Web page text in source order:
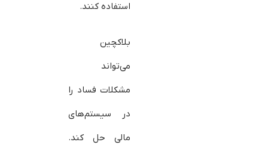
استفاده کنند.
بلاکچین
می‌تواند
مشکلات فساد را
در سیستم‌های
مالی حل کند.